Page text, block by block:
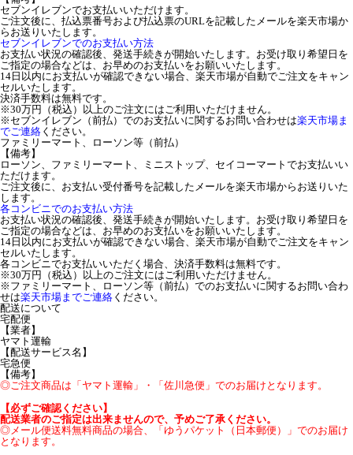
セブンイレブンでお支払いいただけます。
ご注文後に、払込票番号および払込票のURLを記載したメールを楽天市場か
らお送りいたします。
セブンイレブンでのお支払い方法
お支払い状況の確認後、発送手続きが開始いたします。お受け取り希望日を
ご指定の場合などは、お早めのお支払いをお願いいたします。
14日以内にお支払いが確認できない場合、楽天市場が自動でご注文をキャン
セルいたします。
決済手数料は無料です。
※30万円（税込）以上のご注文にはご利用いただけません。
※セブンイレブン（前払）でのお支払いに関するお問い合わせは楽天市場ま
でご連絡 ください。
ファミリーマート、ローソン等（前払）
【備考】
ローソン、ファミリーマート、ミニストップ、セイコーマートでお支払いい
ただけます。
ご注文後に、お支払い受付番号を記載したメールを楽天市場からお送りいた
します。
各コンビニでのお支払い方法
お支払い状況の確認後、発送手続きが開始いたします。お受け取り希望日を
ご指定の場合などは、お早めのお支払いをお願いいたします。
14日以内にお支払いが確認できない場合、楽天市場が自動でご注文をキャン
セルいたします。
各コンビニでお支払いいただく場合、決済手数料は無料です。
※30万円（税込）以上のご注文にはご利用いただけません。
※ファミリーマート、ローソン等（前払）でのお支払いに関するお問い合わ
せは楽天市場までご連絡 ください。
配送について
宅配便
【業者】
ヤマト運輸
【配送サービス名】
宅急便
【備考】
◎ご注文商品は「ヤマト運輸」・「佐川急便」でのお届けとなります。
【必ずご確認ください】
配送業者のご指定は出来ませんので、予めご了承ください。
◎メール便送料無料商品の場合、「ゆうパケット（日本郵便）」でのお届け
となります。